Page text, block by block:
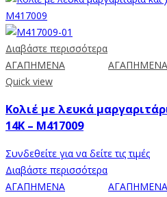
Διαβάστε περισσότερα
ΑΓΑΠΗΜΕΝΑ
ΑΓΑΠΗΜΕΝΑ
Quick view
Κολιέ με λευκά
14K – M417009
Συνδεθείτε για να δείτε τις τιμές
Διαβάστε περισσότερα
ΑΓΑΠΗΜΕΝΑ
ΑΓΑΠΗΜΕΝΑ